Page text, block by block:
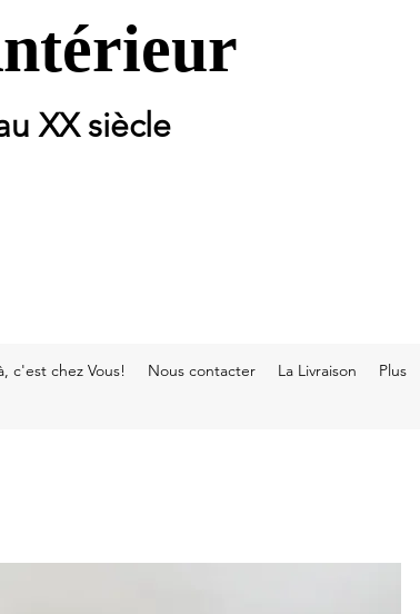
XX siècle
c'est chez Vous! Nous contacter La Livraison Plus